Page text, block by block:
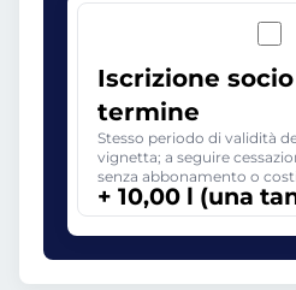
Iscrizione
termine
Stesso periodo di validità
vignetta; a seguire
senza abbonamento o
+ 10,00 l (una